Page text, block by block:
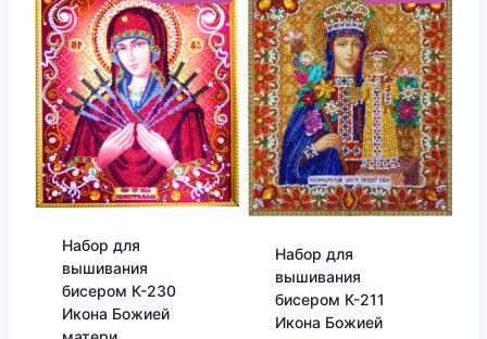
Набор для
вышивания
бисером К-230
Икона Божией
Набор для
вышивания
бисером К-211
Икона Божией